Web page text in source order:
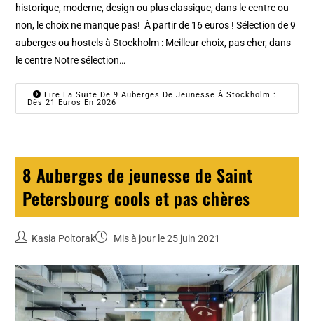
historique, moderne, design ou plus classique, dans le centre ou
non, le choix ne manque pas! À partir de 16 euros ! Sélection de 9
auberges ou hostels à Stockholm : Meilleur choix, pas cher, dans
le centre Notre sélection…
Lire La Suite De 9 Auberges De Jeunesse À Stockholm :
Dès 21 Euros En 2026
8 Auberges de jeunesse de Saint
Petersbourg cools et pas chères
Kasia Poltorak Mis à jour le 25 juin 2021